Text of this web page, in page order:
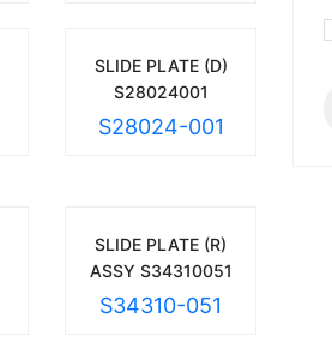
SLIDE PLATE (D)
S28024001
S28024-001
SLIDE PLATE (R)
ASSY S34310051
S34310-051